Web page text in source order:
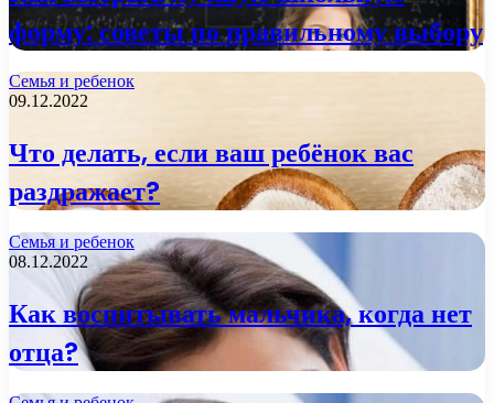
форму: советы по правильному выбору
Семья и ребенок
09.12.2022
Что делать, если ваш ребёнок вас
раздражает?
Семья и ребенок
08.12.2022
Как воспитывать мальчика, когда нет
отца?